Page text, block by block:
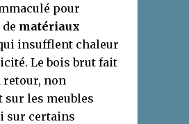
pour
matériaux
insufflent chaleur
Le bois brut fait
retour, non
sur les meubles
sur certains